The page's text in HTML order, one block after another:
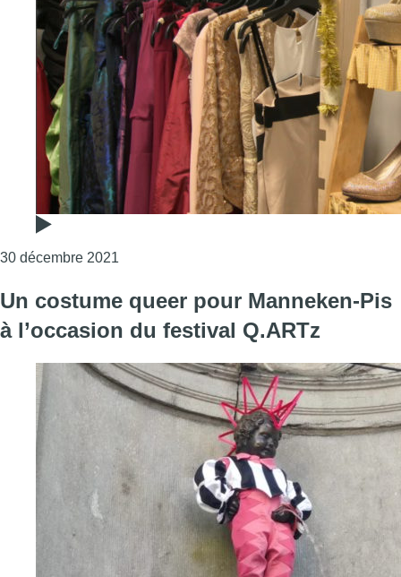
30 décembre 2021
Un costume queer pour Manneken-Pis
à l’occasion du festival Q.ARTz